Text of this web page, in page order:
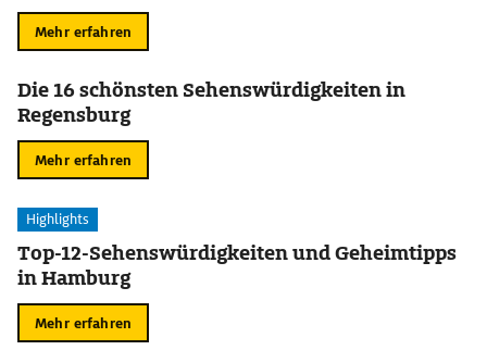
Mehr erfahren
Die 16 schönsten Sehenswürdigkeiten in
Regensburg
Mehr erfahren
Highlights
Top-12-Sehenswürdigkeiten und Geheimtipps
in Hamburg
Mehr erfahren